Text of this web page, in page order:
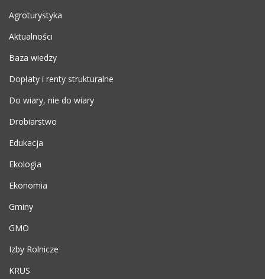
Agroturystyka
Aktualności
Baza wiedzy
Dopłaty i renty strukturalne
Do wiary, nie do wiary
Drobiarstwo
Edukacja
Ekologia
Ekonomia
Gminy
GMO
Izby Rolnicze
KRUS